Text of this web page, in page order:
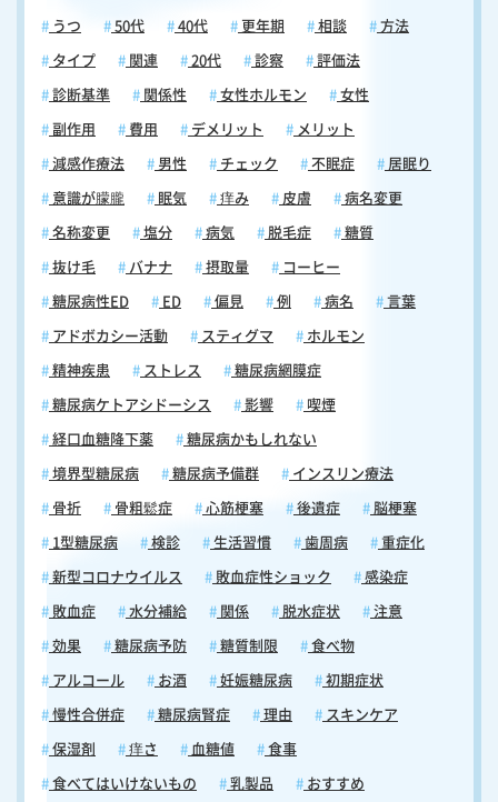
うつ 50代 40代 更年期 相談 方法
タイプ 関連 20代 診察 評価法
診断基準 関係性 女性ホルモン 女性
副作用 費用 デメリット メリット
減感作療法 男性 チェック 不眠症 居眠り
意識が朦朧 眠気 痒み 皮膚 病名変更
名称変更 塩分 病気 脱毛症 糖質
抜け毛 バナナ 摂取量 コーヒー
糖尿病性ED ED 偏見 例 病名 言葉
アドボカシー活動 スティグマ ホルモン
精神疾患 ストレス 糖尿病網膜症
糖尿病ケトアシドーシス 影響 喫煙
経口血糖降下薬 糖尿病かもしれない
境界型糖尿病 糖尿病予備群 インスリン療法
骨折 骨粗鬆症 心筋梗塞 後遺症 脳梗塞
1型糖尿病 検診 生活習慣 歯周病 重症化
新型コロナウイルス 敗血症性ショック 感染症
敗血症 水分補給 関係 脱水症状 注意
効果 糖尿病予防 糖質制限 食べ物
アルコール お酒 妊娠糖尿病 初期症状
慢性合併症 糖尿病腎症 理由 スキンケア
保湿剤 痒さ 血糖値 食事
食べてはいけないもの 乳製品 おすすめ